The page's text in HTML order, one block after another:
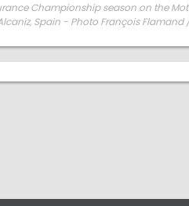
Championship season on the
Spain - Photo François Flamand